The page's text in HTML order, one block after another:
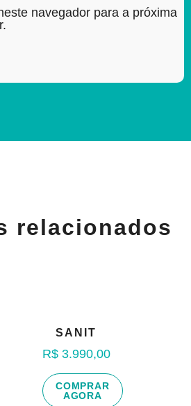
navegador para a próxima
relacionados
SANIT
R$ 3.990,00
COMPRAR
AGORA